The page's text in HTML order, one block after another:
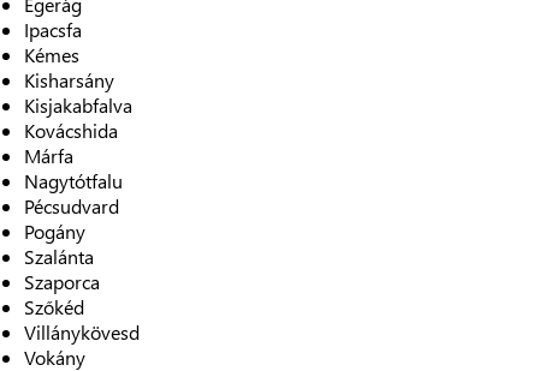
Ipacsfa
Kémes
Kisharsány
Kisjakabfalva
Kovácshida
Márfa
Nagytótfalu
Pécsudvard
Pogány
Szalánta
Szaporca
Szőkéd
Villánykövesd
Vokány